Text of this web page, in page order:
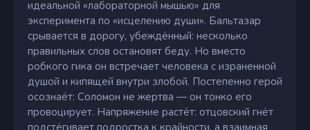
идеальной «лабораторной мышью» для
эксперимента по «исцелению души». Бальтазар
срывается в дорогу, убеждённый: несколько
правильных слов остановят беду. Но вместо
робкого гика он встречает человека с израненной
душой и кипящей внутри злобой. Постепенно герой
осознаёт: Соломон не жертва — он тонко его
провоцирует. Напряжение растёт: отцовский гнёт